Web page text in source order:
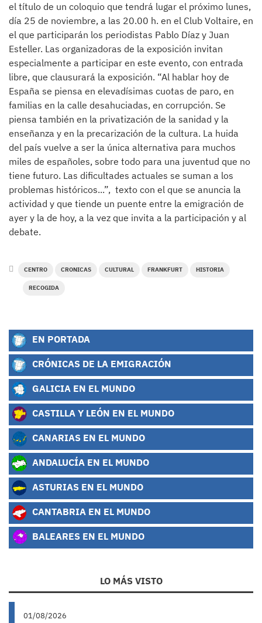
el título de un coloquio que tendrá lugar el próximo lunes,
día 25 de noviembre, a las 20.00 h. en el Club Voltaire, en
el que participarán los periodistas Pablo Díaz y Juan
Esteller. Las organizadoras de la exposición invitan
especialmente a participar en este evento, con entrada
libre, que clausurará la exposición. “Al hablar hoy de
España se piensa en elevadísimas cuotas de paro, en
familias en la calle desahuciadas, en corrupción. Se
piensa también en la privatización de la sanidad y la
enseñanza y en la precarización de la cultura. La huida
del país vuelve a ser la única alternativa para muchos
miles de españoles, sobre todo para una juventud que no
tiene futuro. Las dificultades actuales se suman a los
problemas históricos...”, texto con el que se anuncia la
actividad y que tiende un puente entre la emigración de
ayer y la de hoy, a la vez que invita a la participación y al
debate.
CENTRO CRONICAS CULTURAL FRANKFURT HISTORIA
RECOGIDA
EN PORTADA
CRÓNICAS DE LA EMIGRACIÓN
GALICIA EN EL MUNDO
CASTILLA Y LEÓN EN EL MUNDO
CANARIAS EN EL MUNDO
ANDALUCÍA EN EL MUNDO
ASTURIAS EN EL MUNDO
CANTABRIA EN EL MUNDO
BALEARES EN EL MUNDO
LO MÁS VISTO
01/08/2026